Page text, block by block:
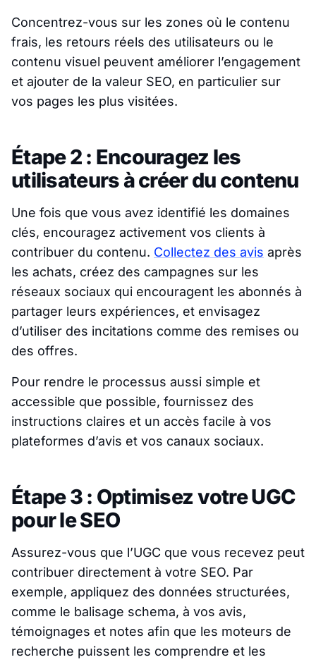
Concentrez-vous sur les zones où le contenu
frais, les retours réels des utilisateurs ou le
contenu visuel peuvent améliorer l’engagement
et ajouter de la valeur SEO, en particulier sur
vos pages les plus visitées.
Étape 2 : Encouragez les
utilisateurs à créer du contenu
Une fois que vous avez identifié les domaines
clés, encouragez activement vos clients à
contribuer du contenu. Collectez des avis après
les achats, créez des campagnes sur les
réseaux sociaux qui encouragent les abonnés à
partager leurs expériences, et envisagez
d’utiliser des incitations comme des remises ou
des offres.
Pour rendre le processus aussi simple et
accessible que possible, fournissez des
instructions claires et un accès facile à vos
plateformes d’avis et vos canaux sociaux.
Étape 3 : Optimisez votre UGC
pour le SEO
Assurez-vous que l’UGC que vous recevez peut
contribuer directement à votre SEO. Par
exemple, appliquez des données structurées,
comme le balisage schema, à vos avis,
témoignages et notes afin que les moteurs de
recherche puissent les comprendre et les